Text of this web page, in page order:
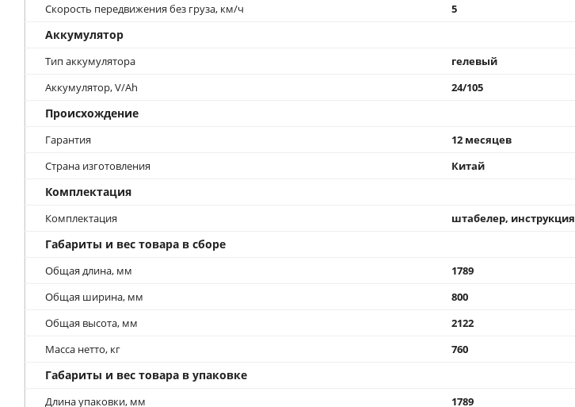
Скорость передвижения без груза, км/ч 5
Аккумулятор
Тип аккумулятора
гелевый
Аккумулятор, V/Ah
24/105
Происхождение
Гарантия
12 месяцев
Страна изготовления
Китай
Комплектация
Комплектация штабелер, инструкция
Габариты и вес товара в сборе
Общая длина, мм
1789
Общая ширина, мм
800
Общая высота, мм
2122
Масса нетто, кг
760
Габариты и вес товара в упаковке
Длина упаковки, мм
1789